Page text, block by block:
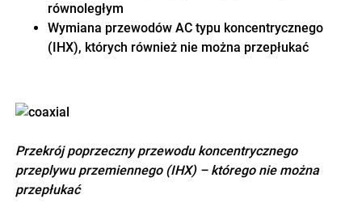
równoległym
Wymiana przewodów AC typu koncentrycznego
(IHX), których również nie można przepłukać
Przekrój poprzeczny przewodu koncentrycznego
przeplywu przemiennego (IHX) – którego nie można
przepłukać